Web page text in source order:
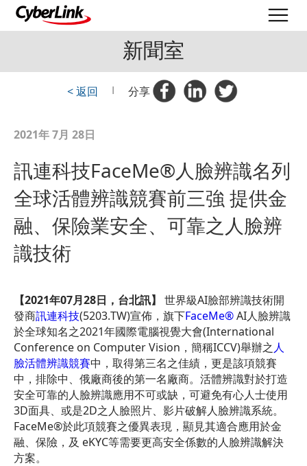
新聞室
< 返回 | 分享
2021年 7月 28日
訊連科技FaceMe®人臉辨識名列
全球活體辨識競賽前三強 提供金
融、保險業安全、可靠之人臉辨
識技術
【2021年07月28日，台北訊】
世界級AI臉部辨識技術開
發商訊連科技(5203.TW)宣佈，旗下FaceMe®AI人臉辨識
於全球知名之2021年國際電腦視覺大會(International
Conference on Computer Vision，簡稱ICCV)舉辦之人
臉活體辨識競賽中，取得第三名之佳績，更是該項競賽
中，排除中、俄廠商後的第一名廠商。活體辨識對於打造
安全可靠的人臉辨識應用不可或缺，可避免有心人士使用
3D面具、或是2D之人臉照片、影片破解人臉辨識系統。
FaceMe®於此項競賽之優異表現，顯見其適合應用於金
融、保險，及 eKYC等需要更高安全係數的人臉辨識解決
方案。